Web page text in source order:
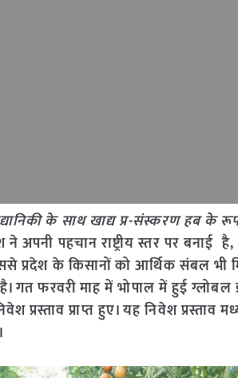
के साथ खाद्य प्र-संस्करण हब के
ने अपनी पहचान राष्ट्रीय स्तर पर
प्रदेश के किसानों को आर्थिक संबल भी
फरवरी माह में भोपाल में हुई ग्लोबल
प्राप्त हुए। यह निवेश प्रस्ताव